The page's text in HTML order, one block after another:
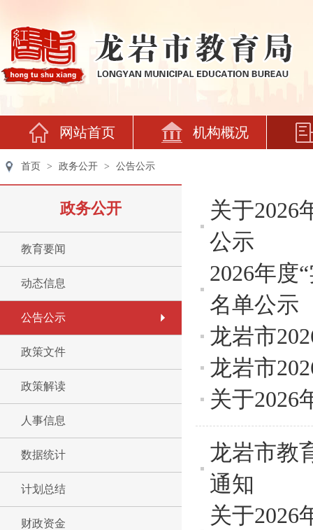
网站首页 机构概况
首页 > 政务公开 > 公告公示
政务公开
教育要闻
动态信息
公告公示
政策文件
政策解读
人事信息
数据统计
计划总结
财政资金
关于2026
公示
2026年度
名单公示
龙岩市
龙岩市
关于2026
龙岩市教
通知
关于2026